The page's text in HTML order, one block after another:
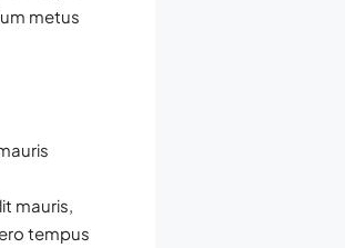
metus
mauris,
tempus